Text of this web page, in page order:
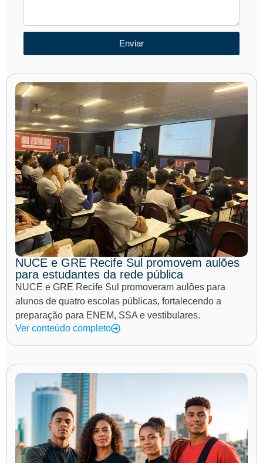
Enviar
NUCE e GRE Recife Sul promovem aulões
para estudantes da rede pública
NUCE e GRE Recife Sul promoveram aulões para
alunos de quatro escolas públicas, fortalecendo a
preparação para ENEM, SSA e vestibulares.
Ver conteúdo completo